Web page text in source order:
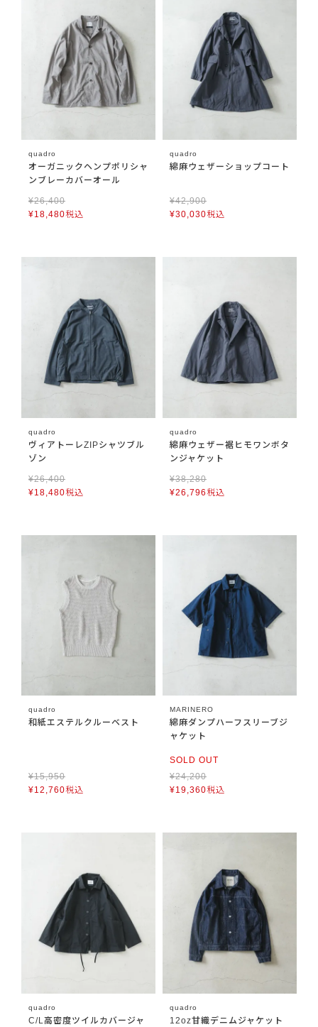
quadro
オーガニックヘンプポリシャ
ンブレーカバーオール
¥26,400
¥18,480税込
quadro
綿麻ウェザーショップコート
¥42,900
¥30,030税込
quadro
ヴィアトーレZIPシャツブル
ゾン
¥26,400
¥18,480税込
quadro
綿麻ウェザー裾ヒモワンボタ
ンジャケット
¥38,280
¥26,796税込
quadro
和紙エステルクルーベスト
¥15,950
¥12,760税込
MARINERO
綿麻ダンプハーフスリーブジ
ャケット
SOLD OUT
¥24,200
¥19,360税込
quadro
C/L高密度ツイルカバージャ
quadro
12oz甘織デニムジャケット